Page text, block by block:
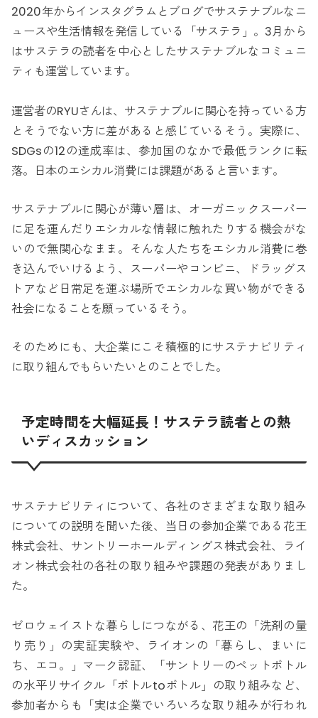
2020年からインスタグラムとブログでサステナブルなニ
ュースや生活情報を発信している「サステラ」。3月から
はサステラの読者を中心としたサステナブルなコミュニ
ティも運営しています。
運営者のRYUさんは、サステナブルに関心を持っている方
とそうでない方に差があると感じているそう。実際に、
SDGsの12の達成率は、参加国のなかで最低ランクに転
落。日本のエシカル消費には課題があると言います。
サステナブルに関心が薄い層は、オーガニックスーパー
に足を運んだりエシカルな情報に触れたりする機会がな
いので無関心なまま。そんな人たちをエシカル消費に巻
き込んでいけるよう、スーパーやコンビニ、ドラッグス
トアなど日常足を運ぶ場所でエシカルな買い物ができる
社会になることを願っているそう。
そのためにも、大企業にこそ積極的にサステナビリティ
に取り組んでもらいたいとのことでした。
予定時間を大幅延長！サステラ読者との熱
いディスカッション
サステナビリティについて、各社のさまざまな取り組み
についての説明を聞いた後、当日の参加企業である花王
株式会社、サントリーホールディングス株式会社、ライ
オン株式会社の各社の取り組みや課題の発表がありまし
た。
ゼロウェイストな暮らしにつながる、花王の「洗剤の量
り売り」の実証実験や、ライオンの「暮らし、まいに
ち、エコ。」マーク認証、「サントリーのペットボトル
の水平リサイクル「ボトルtoボトル」の取り組みなど、
参加者からも「実は企業でいろいろな取り組みが行われ